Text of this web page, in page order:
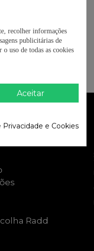
Radd
recolher informações
publicitárias de
uso de todas as cookies
Aceitar
Privacidade e Cookies